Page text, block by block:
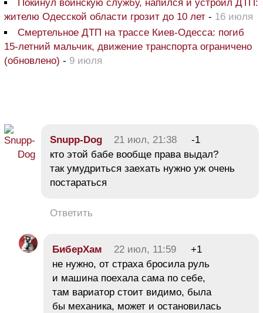
Покинул воинскую службу, напился и устроил ДТП:
жителю Одесской области грозит до 10 лет - 16 июля
Смертельное ДТП на трассе Киев-Одесса: погиб
15-летний мальчик, движение транспорта ограничено
(обновлено) - 9 июля
Snupp-Dog 21 июл, 21:38
-1
кто этой бабе вообще права выдал?
так умудриться заехать нужно уж очень
постараться
Ответить
БиберХам 22 июл, 11:59
+1
не нужно, от страха бросила руль
и машина поехала сама по себе,
там вариатор стоит видимо, была
бы механика, может и остановилась